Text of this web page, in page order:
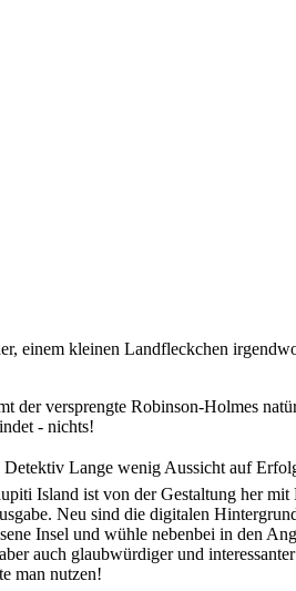
einem kleinen Landfleckchen
der versprengte Robinson-Holmes
- nichts!
Lange wenig Aussicht auf
Island ist von der Gestaltung her
Neu sind die digitalen
Insel und wühle nebenbei in den
auch glaubwürdiger und
man nutzen!